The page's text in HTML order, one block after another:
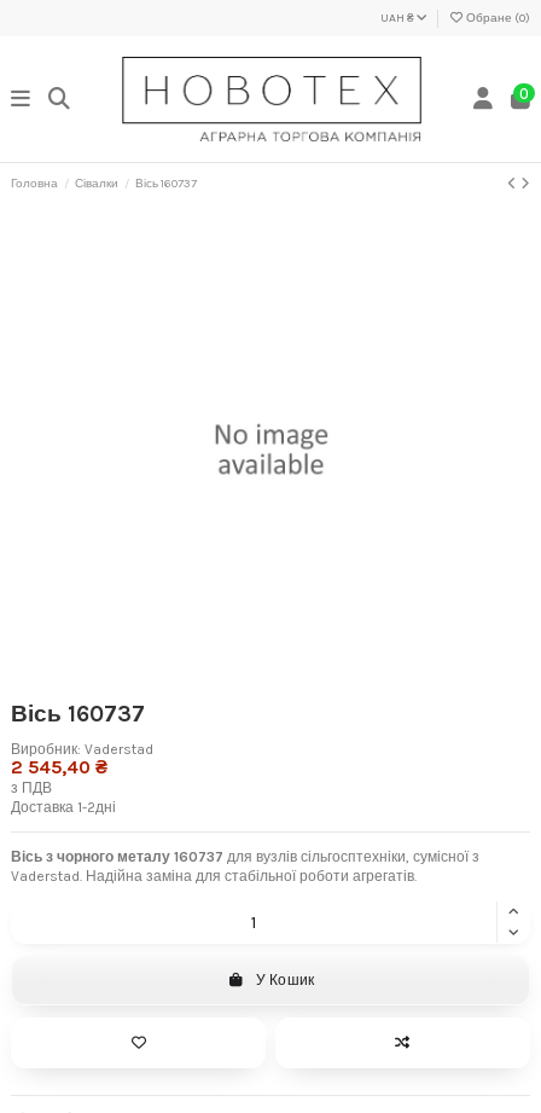
UAH ₴ Обране (0)
0
Головна Сівалки Вісь 160737
Вісь 160737
Виробник: Vaderstad
2 545,40 ₴
з ПДВ
Доставка 1-2дні
Вісь з чорного металу 160737 для вузлів сільгосптехніки, сумісної з
Vaderstad. Надійна заміна для стабільної роботи агрегатів.
У Кошик